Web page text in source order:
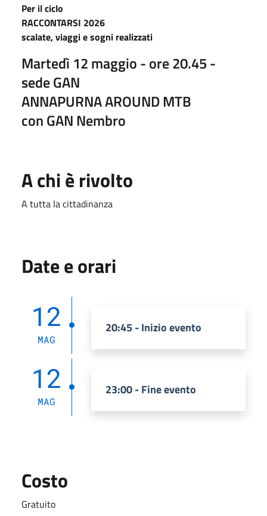
Per il ciclo
RACCONTARSI 2026
scalate, viaggi e sogni realizzati
Martedì 12 maggio - ore 20.45 -
sede GAN
ANNAPURNA AROUND MTB
con GAN Nembro
A chi è rivolto
A tutta la cittadinanza
Date e orari
12
MAG
20:45 - Inizio evento
12
MAG
23:00 - Fine evento
Costo
Gratuito